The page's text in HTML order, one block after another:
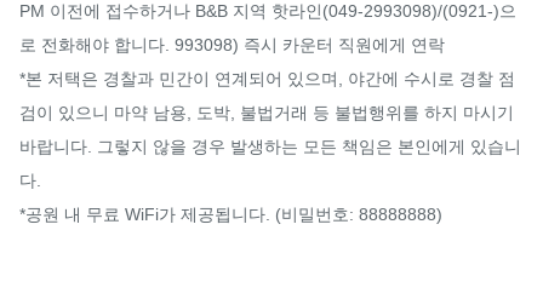
PM 이전에 접수하거나 B&B 지역 핫라인(049-2993098)/(0921-)으
로 전화해야 합니다. 993098) 즉시 카운터 직원에게 연락
*본 저택은 경찰과 민간이 연계되어 있으며, 야간에 수시로 경찰 점
검이 있으니 마약 남용, 도박, 불법거래 등 불법행위를 하지 마시기
바랍니다. 그렇지 않을 경우 발생하는 모든 책임은 본인에게 있습니
다.
*공원 내 무료 WiFi가 제공됩니다. (비밀번호: 88888888)